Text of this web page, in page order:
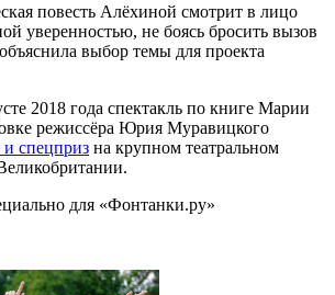
повесть Алёхиной смотрит в лицо
уверенностью, не боясь бросить вызов
выбор темы для проекта
2018 года спектакль по книге Марии
режиссёра Юрия Муравицкого
спецприз на крупном театральном
для «Фонтанки.ру»